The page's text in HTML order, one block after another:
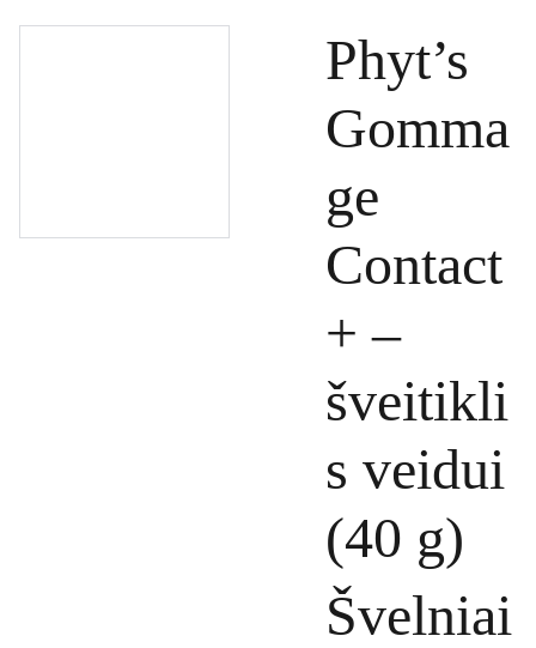
Phyt’s
Gomma
ge
Contact
+ –
šveitikli
s veidui
(40 g)
Švelniai